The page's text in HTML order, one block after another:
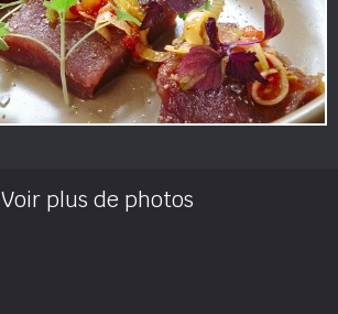
Voir plus de photos